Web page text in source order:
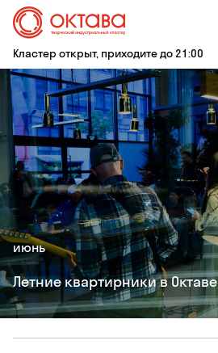
Кластер открыт, приходите до 21:00
июнь
Летние квартирники в Октаве